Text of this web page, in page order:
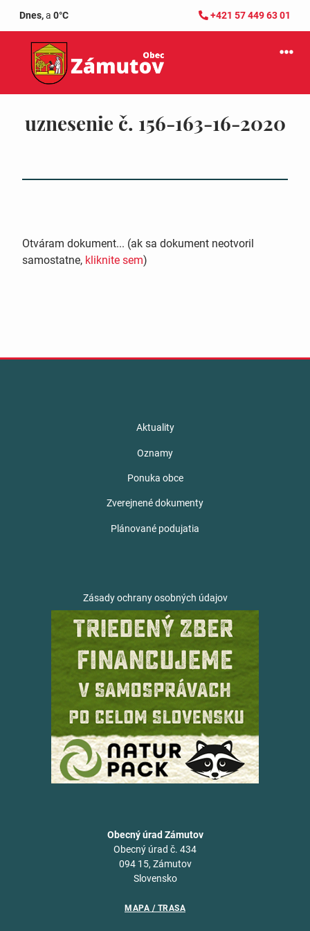
Dnes,a 0°C +421 57 449 63 01
uznesenie č. 156-163-16-2020
Otváram dokument... (ak sa dokument neotvoril
samostatne, kliknite sem)
Aktuality
Oznamy
Ponuka obce
Zverejnené dokumenty
Plánované podujatia
Zásady ochrany osobných údajov
Obecný úrad Zámutov
Obecný úrad č. 434
094 15, Zámutov
Slovensko
MAPA / TRASA